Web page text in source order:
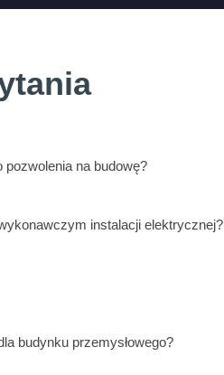
na budowę?
instalacji elektrycznej?
budynku przemysłowego?